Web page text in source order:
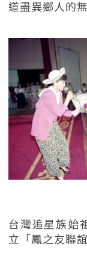
道盡異鄉人的
台灣追星族始
立「鳳之友聯誼